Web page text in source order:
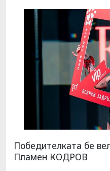
Победителката бе
Пламен КОДРОВ